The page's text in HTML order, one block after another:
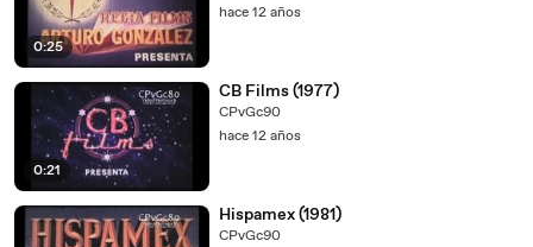
0:25
hace 12 años
0:21
CB Films (1977)
CPvGc90
hace 12 años
Hispamex (1981)
CPvGc90